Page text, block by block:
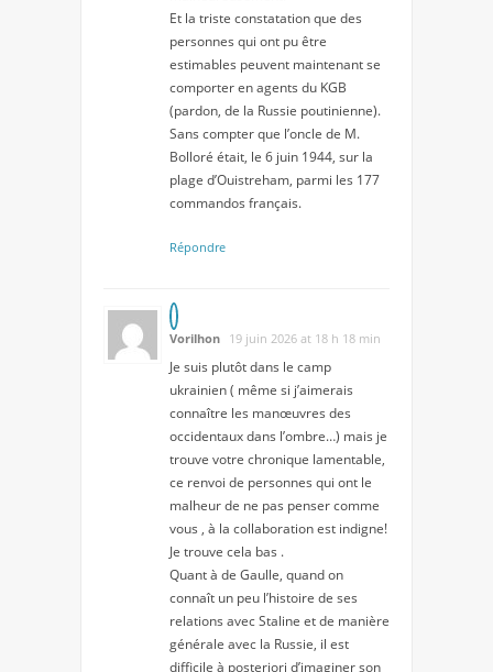
Et la triste constatation que des
personnes qui ont pu être
estimables peuvent maintenant se
comporter en agents du KGB
(pardon, de la Russie poutinienne).
Sans compter que l’oncle de M.
Bolloré était, le 6 juin 1944, sur la
plage d’Ouistreham, parmi les 177
commandos français.
Répondre
Vorilhon 19 juin 2026 at 18 h 18 min
Je suis plutôt dans le camp
ukrainien ( même si j’aimerais
connaître les manœuvres des
occidentaux dans l’ombre…) mais je
trouve votre chronique lamentable,
ce renvoi de personnes qui ont le
malheur de ne pas penser comme
vous , à la collaboration est indigne!
Je trouve cela bas .
Quant à de Gaulle, quand on
connaît un peu l’histoire de ses
relations avec Staline et de manière
générale avec la Russie, il est
difficile à posteriori d’imaginer son